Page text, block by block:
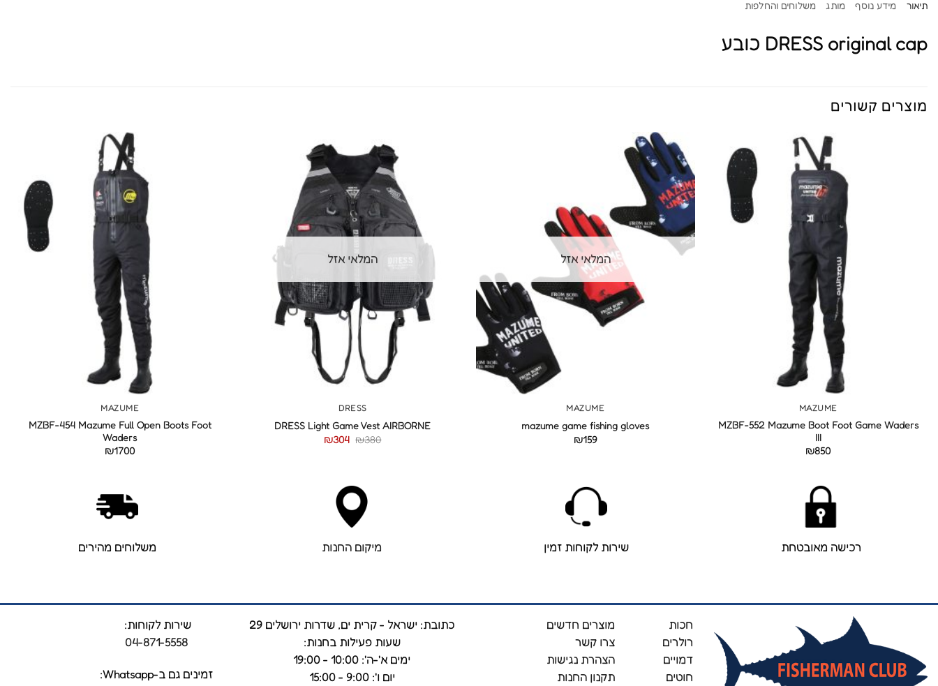
תיאור מידע נוסף מותג משלוחים והחלפות
DRESS original cap כובע
מוצרים קשורים
MAZUME
MZBF-552 Mazume Boot Foot Game Waders
III
₪850
המלאי אזל
MAZUME
mazume game fishing gloves
₪159
המלאי אזל
DRESS
DRESS Light Game Vest AIRBORNE
₪380
₪304
MAZUME
MZBF-454 Mazume Full Open Boots Foot
Waders
₪1700
רכישה מאובטחת שירות לקוחות זמין מיקום החנות משלוחים מהירים
חכות
רולרים
דמויים
חוטים
מוצרים חדשים
צרו קשר
הצהרת נגישות
תקנון החנות
כתובת: ישראל - קרית ים, שדרות ירושלים 29
שעות פעילות בחנות:
ימים א'-ה': 10:00 - 19:00
יום ו': 9:00 - 15:00
שירות לקוחות:
04-871-5558
זמינים גם ב-Whatsapp: